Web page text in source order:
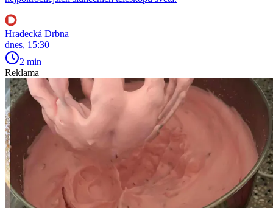
Hradecká Drbna
dnes, 15:30
2 min
Reklama